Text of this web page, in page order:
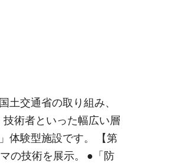
土交通省の取り組み、
術者といった幅広い層
体験型施設です。 【第
の技術を展示。 ●「防